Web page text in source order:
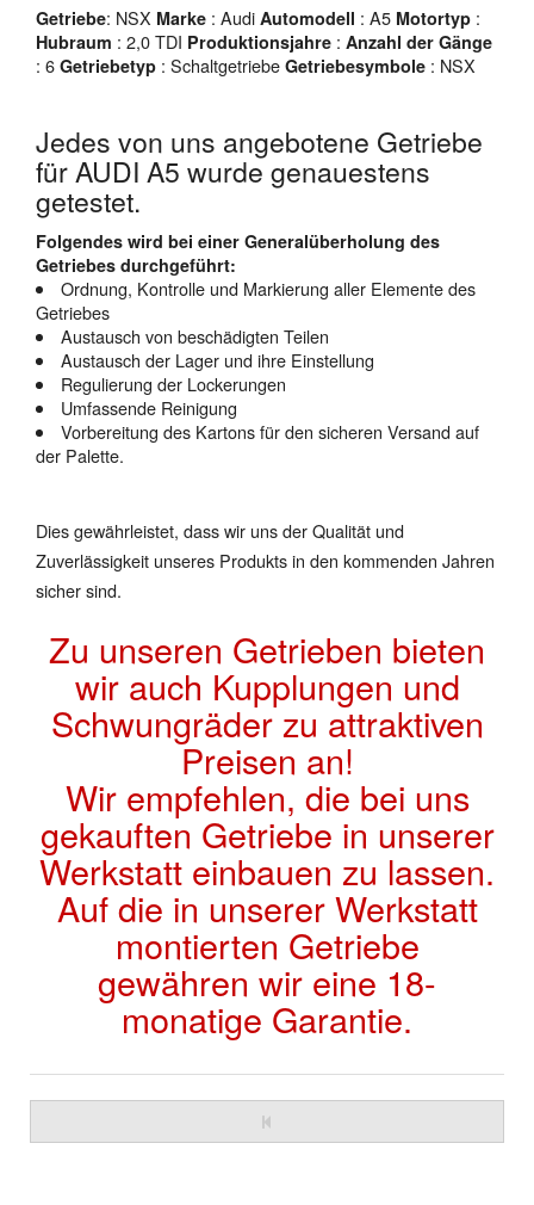
Getriebe: NSX Marke : Audi Automodell : A5 Motortyp :
Hubraum : 2,0 TDI Produktionsjahre : Anzahl der Gänge
: 6 Getriebetyp : Schaltgetriebe Getriebesymbole : NSX
Jedes von uns angebotene Getriebe
für AUDI A5 wurde genauestens
getestet.
Folgendes wird bei einer Generalüberholung des
Getriebes durchgeführt:
Ordnung, Kontrolle und Markierung aller Elemente des
Getriebes
Austausch von beschädigten Teilen
Austausch der Lager und ihre Einstellung
Regulierung der Lockerungen
Umfassende Reinigung
Vorbereitung des Kartons für den sicheren Versand auf
der Palette.
Dies gewährleistet, dass wir uns der Qualität und
Zuverlässigkeit unseres Produkts in den kommenden Jahren
sicher sind.
Zu unseren Getrieben bieten
wir auch Kupplungen und
Schwungräder zu attraktiven
Preisen an!
Wir empfehlen, die bei uns
gekauften Getriebe in unserer
Werkstatt einbauen zu lassen.
Auf die in unserer Werkstatt
montierten Getriebe
gewähren wir eine 18-
monatige Garantie.